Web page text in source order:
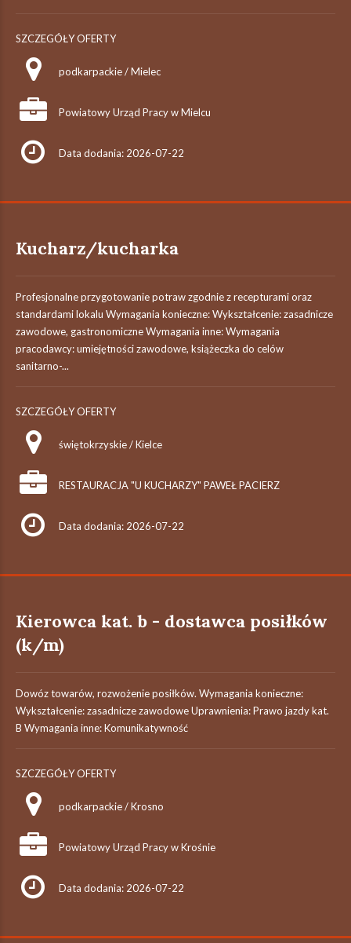
SZCZEGÓŁY OFERTY
podkarpackie / Mielec
Powiatowy Urząd Pracy w Mielcu
Data dodania: 2026-07-22
Kucharz/kucharka
Profesjonalne przygotowanie potraw zgodnie z recepturami oraz
standardami lokalu Wymagania konieczne: Wykształcenie: zasadnicze
zawodowe, gastronomiczne Wymagania inne: Wymagania
pracodawcy: umiejętności zawodowe, książeczka do celów
sanitarno-...
SZCZEGÓŁY OFERTY
świętokrzyskie / Kielce
RESTAURACJA "U KUCHARZY" PAWEŁ PACIERZ
Data dodania: 2026-07-22
Kierowca kat. b - dostawca posiłków
(k/m)
Dowóz towarów, rozwożenie posiłków. Wymagania konieczne:
Wykształcenie: zasadnicze zawodowe Uprawnienia: Prawo jazdy kat.
B Wymagania inne: Komunikatywność
SZCZEGÓŁY OFERTY
podkarpackie / Krosno
Powiatowy Urząd Pracy w Krośnie
Data dodania: 2026-07-22